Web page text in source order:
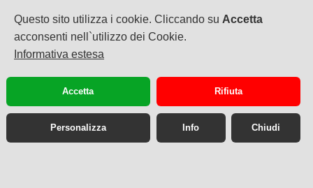
Questo sito utilizza i cookie. Cliccando su Accetta
acconsenti nell`utilizzo dei Cookie.
Informativa estesa
Accetta Rifiuta
Personalizza Info Chiudi
LOCRI
0964233148
info@antichisentieri.it